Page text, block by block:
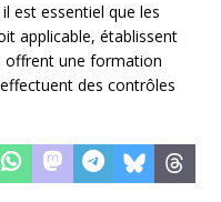
est essentiel que les
applicable, établissent
offrent une formation
des contrôles